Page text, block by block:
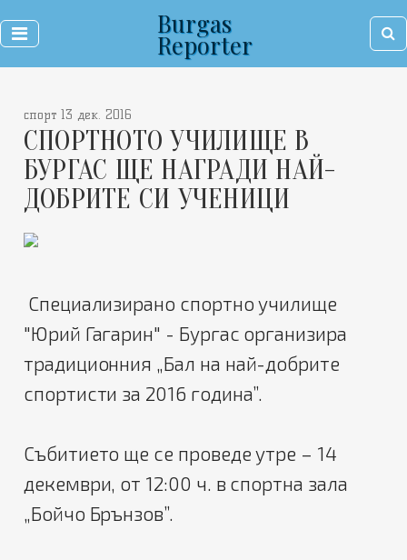
Burgas
Reporter
спорт 13 дек. 2016
СПОРТНОТО УЧИЛИЩЕ В
БУРГАС ЩЕ НАГРАДИ НАЙ-
ДОБРИТЕ СИ УЧЕНИЦИ
Специализирано спортно училище
"Юрий Гагарин" - Бургас организира
традиционния „Бал на най-добрите
спортисти за 2016 година”.
Събитието ще се проведе утре – 14
декември, от 12:00 ч. в спортна зала
„Бойчо Брънзов”.